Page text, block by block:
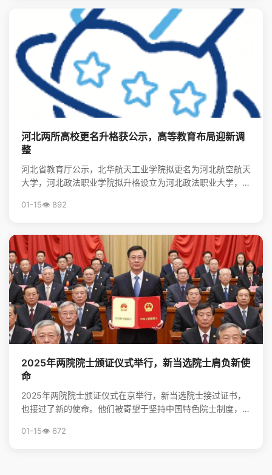
河北两所高校更名升格获公示，高等教育布局迎新调
整
河北省教育厅公示，北华航天工业学院拟更名为河北航空航天
大学，河北政法职业学院拟升格设立为河北政法职业大学，标
01-15👁️ 892
2025年两院院士颁证仪式举行，新当选院士肩负新使
命
2025年两院院士颁证仪式在京举行，新当选院士接过证书，
也接过了新的使命。他们被寄望于坚持中国特色院士制度，勇
01-15👁️ 672